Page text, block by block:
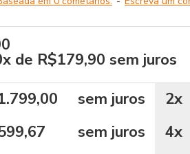
de R$179,90 sem juros
sem juros 2x
sem juros 4x